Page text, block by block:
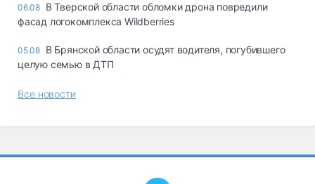
06.08 В Тверской области обломки дрона повредили
фасад логокомплекса Wildberries
05.08 В Брянской области осудят водителя, погубившего
целую семью в ДТП
Все новости